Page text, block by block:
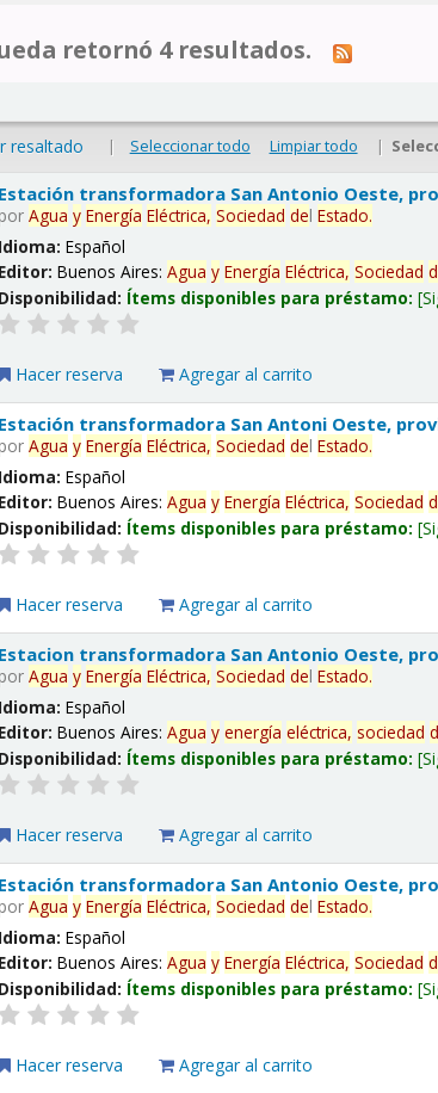
retornó 4 resultados.
resaltado | Seleccionar todo Limpiar todo |
Estación transformadora San Antonio Oeste,
porAgua y Energía Eléctrica, Sociedad delEstado.
Idioma:Español
Editor:Buenos Aires:Agua y Energía Eléctrica, Sociedad
Disponibilidad: Ítems disponibles para préstamo:
Hacer reserva Agregar al carrito
Estación transformadora San Antoni Oeste,
porAgua y Energía Eléctrica, Sociedad delEstado.
Idioma:Español
Editor:Buenos Aires:Agua y Energía Eléctrica, Sociedad
Disponibilidad: Ítems disponibles para préstamo:
Hacer reserva Agregar al carrito
Estacion transformadora San Antonio Oeste,
porAgua y Energía Eléctrica, Sociedad delEstado.
Idioma:Español
Editor:Buenos Aires:Agua y energía eléctrica, sociedad
Disponibilidad: Ítems disponibles para préstamo:
Hacer reserva Agregar al carrito
Estación transformadora San Antonio Oeste,
porAgua y Energía Eléctrica, Sociedad delEstado.
Idioma:Español
Editor:Buenos Aires:Agua y Energía Eléctrica, Sociedad
Disponibilidad: Ítems disponibles para préstamo:
Hacer reserva Agregar al carrito